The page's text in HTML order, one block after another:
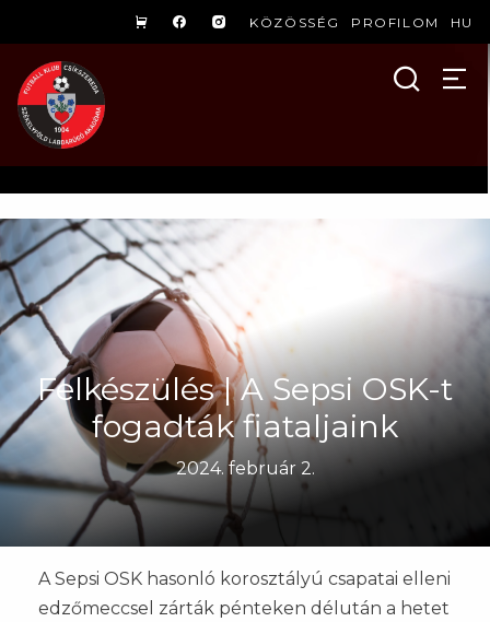
KÖZÖSSÉG PROFILOM HU
Felkészülés | A Sepsi OSK-t
fogadták fiataljaink
2024. február 2.
A Sepsi OSK hasonló korosztályú csapatai elleni
edzőmeccsel zárták pénteken délután a hetet